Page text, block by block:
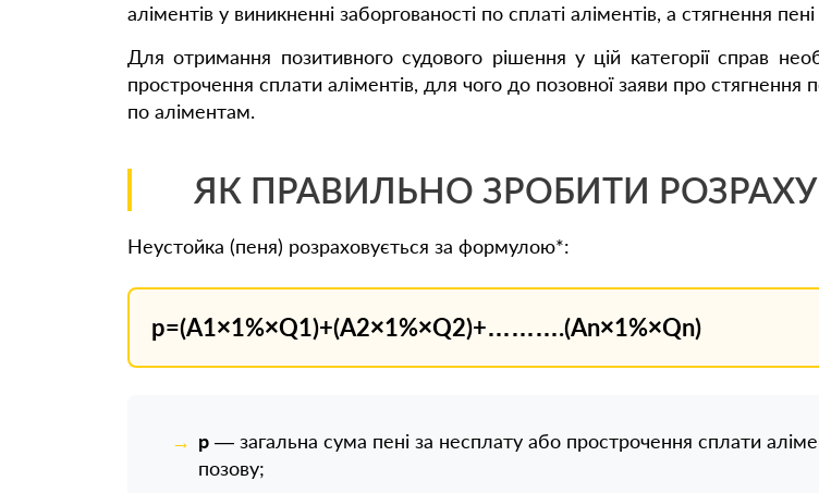
аліментів у виникненні заборгованості по сплаті аліментів, а стягнення
Для отримання позитивного судового рішення у цій категорії справ
прострочення сплати аліментів, для чого до позовної заяви про
по аліментам.
ЯК ПРАВИЛЬНО ЗРОБИТИ
Неустойка (пеня) розраховується за формулою*:
p=(A1×1%×Q1)+(A2×1%×Q2)+……….(An×1%×Qn)
p — загальна сума пені за несплату або прострочення сплати
позову;